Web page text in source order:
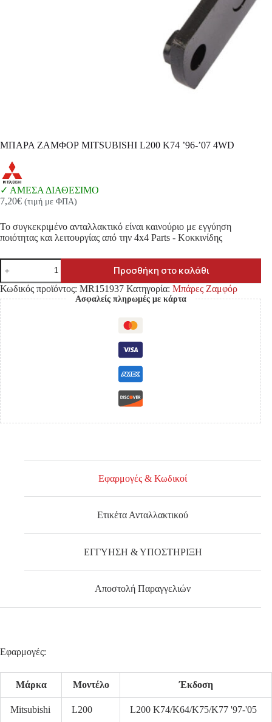
ΜΠΑΡΑ ΖΑΜΦΟΡ MITSUBISHI L200 K74 ’96-’07 4WD
ΑΜΕΣΑ ΔΙΑΘΕΣΙΜΟ
7,20€ (τιμή με ΦΠΑ)
Το συγκεκριμένο ανταλλακτικό είναι καινούριο με εγγύηση
ποιότητας και λειτουργίας από την 4x4 Parts - Κοκκινίδης
ΜΠΑΡΑ
ΖΑΜΦΟΡ
MITSUBISHI
L200
K74
'96-
'07
4WD
ποσότητα
Προσθήκη στο καλάθι
Κωδικός προϊόντος: MR151937 Κατηγορία: Μπάρες Ζαμφόρ
Ασφαλείς πληρωμές με κάρτα
Εφαρμογές & Κωδικοί
Ετικέτα Ανταλλακτικού
ΕΓΓΥΗΣΗ & ΥΠΟΣΤΗΡΙΞΗ
Αποστολή Παραγγελιών
Εφαρμογές:
Μάρκα Μοντέλο Έκδοση
Mitsubishi L200
L200 K74/K64/K75/K77 '97-'05